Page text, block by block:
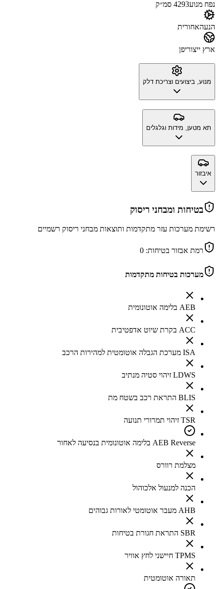
נפח מנוע4293 סמ״ק
הנעהאחורית
ארץ ייצוריפן
מנוע, ביצועים וצריכת דלק
תא מטען, מידות וגלגלים
איבזור
בטיחות ומבחני ריסוק
רשימת מערכות עזר מתקדמות ותוצאות מבחני ריסוק רשמיים
רמת אבזור בטיחות: 0
מערכות בטיחות מתקדמות
AEB בלימה אוטונומית
ACC בקרת שיוט אדפטיבית
ISA מערכת הגבלה אוטומטית למהירות הרכב
LDWS זיהוי סטיה מנתיב
BLIS התראת רכב בשטח מת
TSR זיהוי תמרורי תנועה
AEB Reverse בלימה אוטונומית בנסיעה לאחור
מצלמת רוורס
הכנה למנעול אלכוהול
AHB מעבר אוטומטי לאורות גבוהים
SBR התראת חגורת בטיחות
TPMS חיישני לחץ אוויר
תאורה אוטומטית